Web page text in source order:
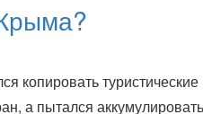
копировать туристические
а пытался аккумулировать